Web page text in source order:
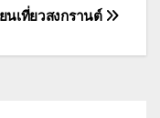
นเที่ยวสงกรานต์